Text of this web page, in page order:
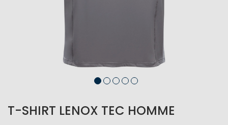
T-SHIRT LENOX TEC HOMME